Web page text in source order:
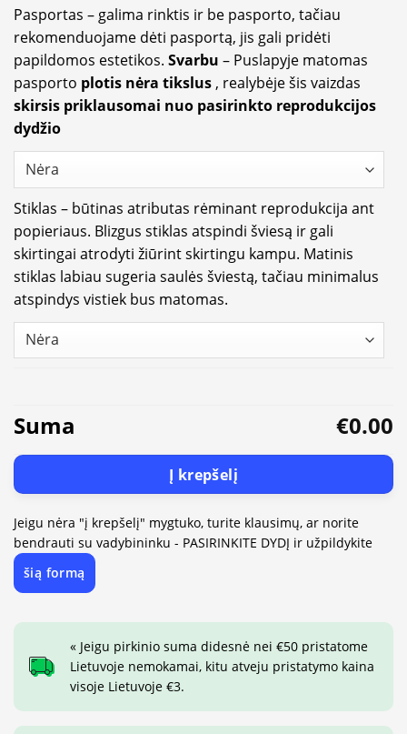
Pasportas – galima rinktis ir be pasporto, tačiau
rekomenduojame dėti pasportą, jis gali pridėti
papildomos estetikos. Svarbu – Puslapyje matomas
pasporto plotis nėra tikslus, realybėje šis vaizdas
skirsis priklausomai nuo pasirinkto reprodukcijos
dydžio
Stiklas – būtinas atributas rėminant reprodukcija ant
popieriaus. Blizgus stiklas atspindi šviesą ir gali
skirtingai atrodyti žiūrint skirtingu kampu. Matinis
stiklas labiau sugeria saulės šviestą, tačiau minimalus
atspindys vistiek bus matomas.
Suma €0.00
Į krepšelį
Jeigu nėra "į krepšelį" mygtuko, turite klausimų, ar norite
bendrauti su vadybininku - PASIRINKITE DYDĮ ir užpildykite
šią formą
« Jeigu pirkinio suma didesnė nei €50 pristatome
Lietuvoje nemokamai, kitu atveju pristatymo kaina
visoje Lietuvoje €3.